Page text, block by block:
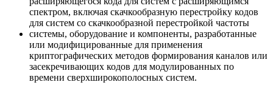
спектром, включая скачкообразную перестройку кодов
для систем со скачкообразной перестройкой частоты
системы, оборудование и компоненты, разработанные
или модифицированные для применения
криптографических методов формирования каналов или
засекречивающих кодов для модулированных по
времени сверхширокополосных систем.